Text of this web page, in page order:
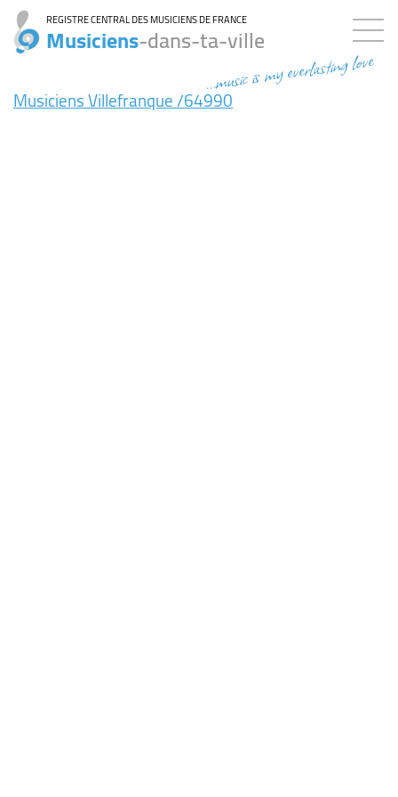
REGISTRE CENTRAL DES MUSICIENS DE FRANCE
Musiciens-dans-ta-ville
...music is my everlasting love
Musiciens Villefranque /64990